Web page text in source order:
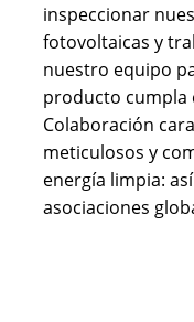
inspeccionar
fotovoltaicas y
nuestro equipo
producto cumpla
Colaboración
meticulosos y
energía limpia:
asociaciones